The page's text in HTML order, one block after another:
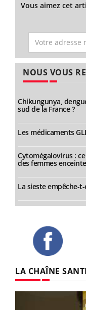
Vous aimez cet
NOUS VOUS
Chikungunya,
sud de la France ?
Les médicaments
Cytomégalovirus :
des femmes
La sieste empêche-
LA CHAÎNE